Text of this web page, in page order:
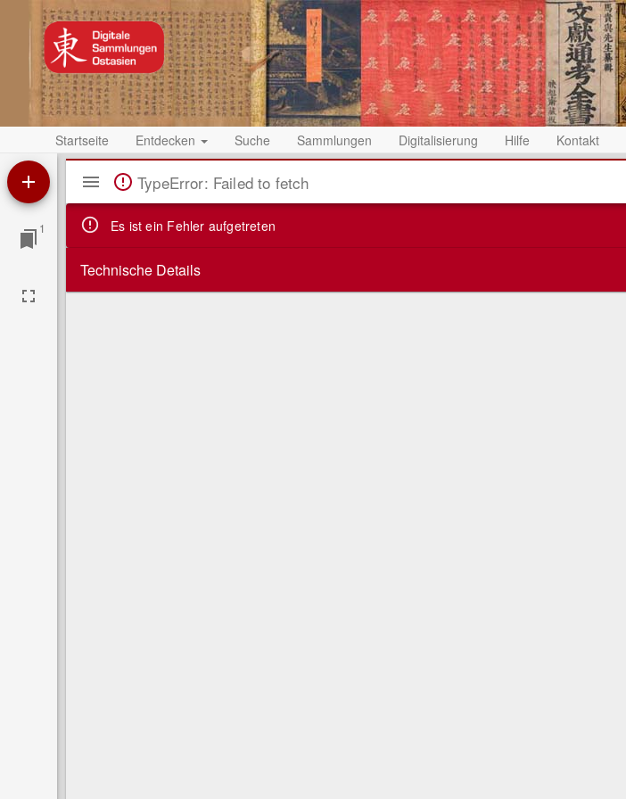
Startseite Entdecken Suche Sammlungen Digitalisierung Hilfe Kontakt
1
Mirador
ViewerTypeError: Failed to fetch
Es ist ein Fehler aufgetreten
Technische Details